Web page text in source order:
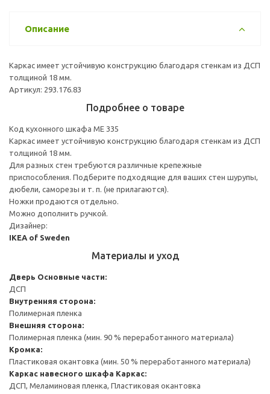
Описание
Каркас имеет устойчивую конструкцию благодаря стенкам из ДСП
толщиной 18 мм.
Артикул: 293.176.83
Подробнее о товаре
Код кухонного шкафа ME 335
Каркас имеет устойчивую конструкцию благодаря стенкам из ДСП
толщиной 18 мм.
Для разных стен требуются различные крепежные
приспособления. Подберите подходящие для ваших стен шурупы,
дюбели, саморезы и т. п. (не прилагаются).
Ножки продаются отдельно.
Можно дополнить ручкой.
Дизайнер:
IKEA of Sweden
Материалы и уход
Дверь Основные части:
ДСП
Внутренняя сторона:
Полимерная пленка
Внешняя сторона:
Полимерная пленка (мин. 90 % переработанного материала)
Кромка:
Пластиковая окантовка (мин. 50 % переработанного материала)
Каркас навесного шкафа Каркас:
ДСП, Меламиновая пленка, Пластиковая окантовка